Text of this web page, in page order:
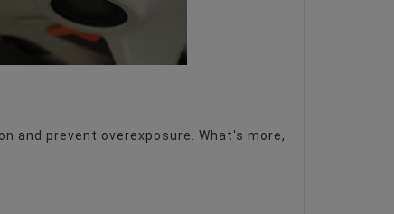
prevent overexposure. What's more,